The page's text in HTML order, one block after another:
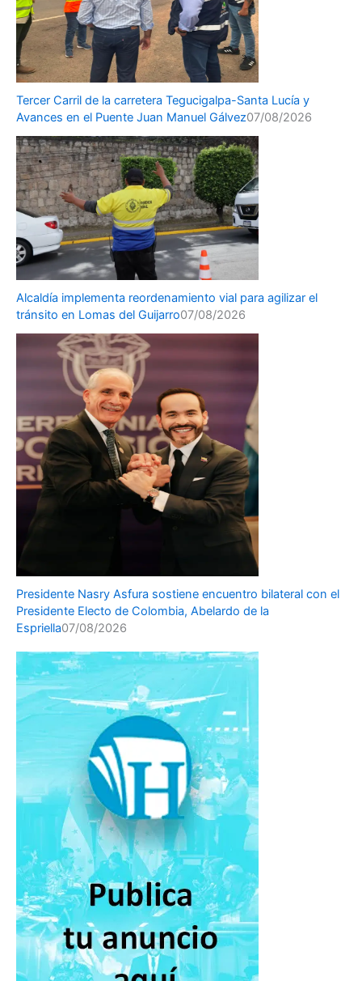
Tercer Carril de la carretera Tegucigalpa-Santa Lucía y
Avances en el Puente Juan Manuel Gálvez07/08/2026
Alcaldía implementa reordenamiento vial para agilizar el
tránsito en Lomas del Guijarro07/08/2026
Presidente Nasry Asfura sostiene encuentro bilateral con el
Presidente Electo de Colombia, Abelardo de la
Espriella07/08/2026